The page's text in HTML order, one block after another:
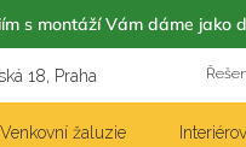
18, Praha
Venkovní žaluzie
s montáží Vám dáme jako